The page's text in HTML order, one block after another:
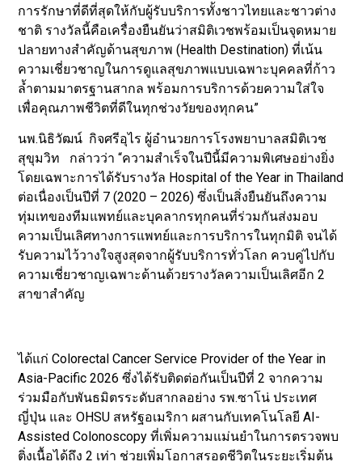
การรักษาที่ดีที่สุดให้กับผู้รับบริการทั้งชาวไทยและชาวต่าง
ชาติ รางวัลนี้คือเครื่องยืนยันว่าสมิติเวชพร้อมเป็นจุดหมาย
ปลายทางสำคัญด้านสุขภาพ (Health Destination) ที่เน้น
ความเชี่ยวชาญในการดูแลสุขภาพแบบเฉพาะบุคคลที่ก้าว
ล้ำตามมาตรฐานสากล พร้อมการบริการด้วยความใส่ใจ
เพื่อคุณภาพชีวิตที่ดีในทุกช่วงวัยของทุกคน”
นพ.นิธิวัฒน์ กิจศรีอุไร ผู้อำนวยการโรงพยาบาลสมิติเวช
สุขุมวิท กล่าวว่า “ความสำเร็จในปีนี้มีความพิเศษอย่างยิ่ง
โดยเฉพาะการได้รับรางวัล Hospital of the Year in Thailand
ต่อเนื่องเป็นปีที่ 7 (2020 – 2026) ซึ่งเป็นสิ่งยืนยันถึงความ
ทุ่มเทของทีมแพทย์และบุคลากรทุกคนที่ร่วมกันส่งมอบ
ความเป็นเลิศทางการแพทย์และการบริการในทุกมิติ จนได้
รับความไว้วางใจสูงสุดจากผู้รับบริการทั่วโลก ควบคู่ไปกับ
ความเชี่ยวชาญเฉพาะด้านด้วยรางวัลความเป็นเลิศอีก 2
สาขาสำคัญ
ได้แก่ Colorectal Cancer Service Provider of the Year in
Asia-Pacific 2026 ซึ่งได้รับติดต่อกันเป็นปีที่ 2 จากความ
ร่วมมือกับพันธมิตรระดับสากลอย่าง รพ.ซาโน่ ประเทศ
ญี่ปุ่น และ OHSU สหรัฐอเมริกา ผสานกับเทคโนโลยี AI-
Assisted Colonoscopy ที่เพิ่มความแม่นยำในการตรวจพบ
ติ่งเนื้อได้ถึง 2 เท่า ช่วยเพิ่มโอกาสรอดชีวิตในระยะเริ่มต้น